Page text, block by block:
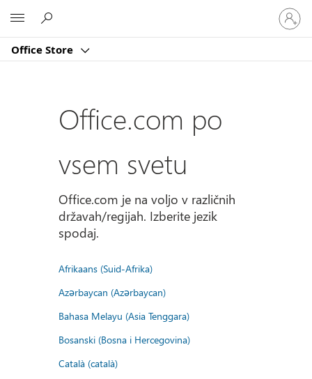
Office Store
Vpišite
se
v
račun
Office.com po
vsem svetu
Office.com je na voljo v različnih
državah/regijah. Izberite jezik
spodaj.
Afrikaans (Suid-Afrika)
Azərbaycan (Azərbaycan)
Bahasa Melayu (Asia Tenggara)
Bosanski (Bosna i Hercegovina)
Català (català)